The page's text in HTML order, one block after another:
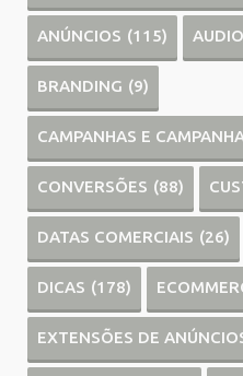
ANÚNCIOS (115)
BRANDING (9)
CAMPANHAS E
CONVERSÕES (88)
DATAS COMERCIAIS (26)
DICAS (178)
EXTENSÕES DE